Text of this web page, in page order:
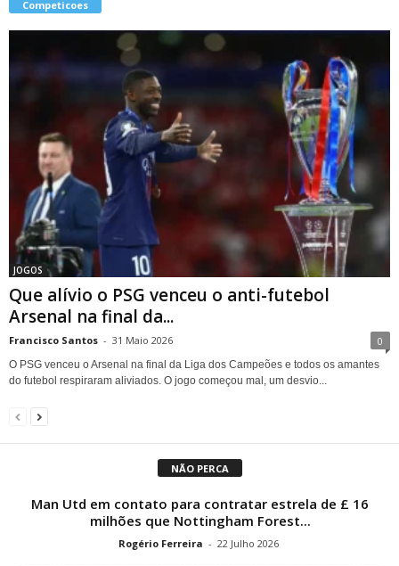
Competicoes
JOGOS
Que alívio o PSG venceu o anti-futebol
Arsenal na final da...
Francisco Santos - 31 Maio 2026 0
O PSG venceu o Arsenal na final da Liga dos Campeões e todos os amantes
do futebol respiraram aliviados. O jogo começou mal, um desvio...
NÃO PERCA
Man Utd em contato para contratar estrela de £ 16
milhões que Nottingham Forest...
Rogério Ferreira - 22 Julho 2026